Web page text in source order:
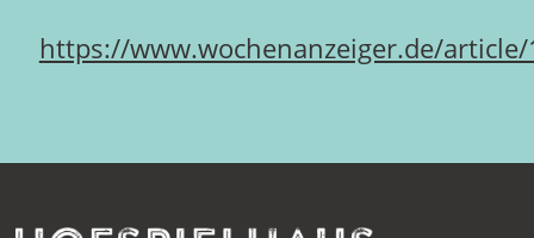
https://www.wochenanzeiger.de/